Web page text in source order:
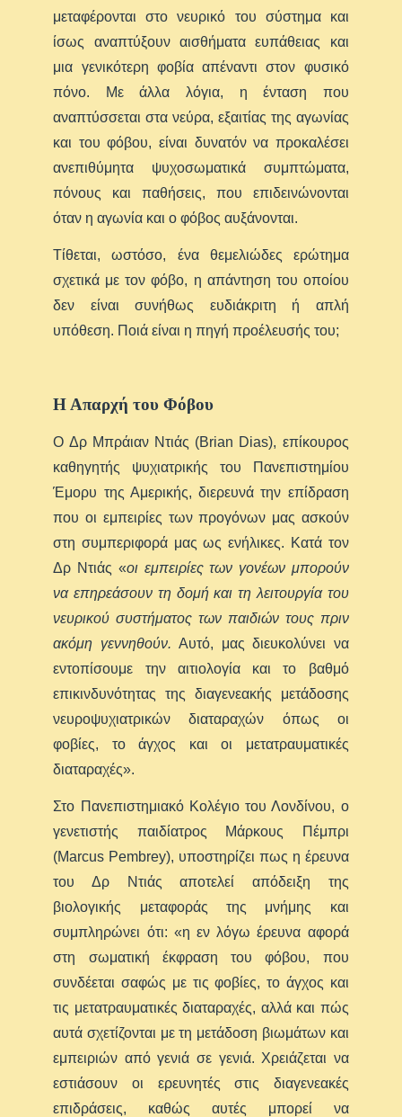
μεταφέρονται στο νευρικό του σύστημα και
ίσως αναπτύξουν αισθήματα ευπάθειας και
μια γενικότερη φοβία απέναντι στον φυσικό
πόνο. Με άλλα λόγια, η ένταση που
αναπτύσσεται στα νεύρα, εξαιτίας της αγωνίας
και του φόβου, είναι δυνατόν να προκαλέσει
ανεπιθύμητα ψυχοσωματικά συμπτώματα,
πόνους και παθήσεις, που επιδεινώνονται
όταν η αγωνία και ο φόβος αυξάνονται.
Τίθεται, ωστόσο, ένα θεμελιώδες ερώτημα
σχετικά με τον φόβο, η απάντηση του οποίου
δεν είναι συνήθως ευδιάκριτη ή απλή
υπόθεση. Ποιά είναι η πηγή προέλευσής του;
Η Απαρχή του Φόβου
Ο Δρ Μπράιαν Ντιάς (Brian Dias), επίκουρος
καθηγητής ψυχιατρικής του Πανεπιστημίου
Έμορυ της Αμερικής, διερευνά την επίδραση
που οι εμπειρίες των προγόνων μας ασκούν
στη συμπεριφορά μας ως ενήλικες. Κατά τον
Δρ Ντιάς «οι εμπειρίες των γονέων μπορούν
να επηρεάσουν τη δομή και τη λειτουργία του
νευρικού συστήματος των παιδιών τους πριν
ακόμη γεννηθούν.Αυτό, μας διευκολύνει να
εντοπίσουμε την αιτιολογία και το βαθμό
επικινδυνότητας της διαγενεακής μετάδοσης
νευροψυχιατρικών διαταραχών όπως οι
φοβίες, το άγχος και οι μετατραυματικές
διαταραχές».
Στο Πανεπιστημιακό Κολέγιο του Λονδίνου, ο
γενετιστής παιδίατρος Μάρκους Πέμπρι
(Marcus Pembrey), υποστηρίζει πως η έρευνα
του Δρ Ντιάς αποτελεί απόδειξη της
βιολογικής μεταφοράς της μνήμης και
συμπληρώνει ότι: «η εν λόγω έρευνα αφορά
στη σωματική έκφραση του φόβου, που
συνδέεται σαφώς με τις φοβίες, το άγχος και
τις μετατραυματικές διαταραχές, αλλά και πώς
αυτά σχετίζονται με τη μετάδοση βιωμάτων και
εμπειριών από γενιά σε γενιά. Χρειάζεται να
εστιάσουν οι ερευνητές στις διαγενεακές
επιδράσεις, καθώς αυτές μπορεί να